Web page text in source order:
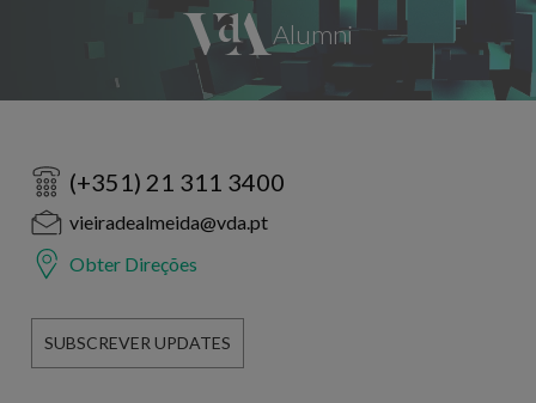
(+351) 21 311 3400
vieiradealmeida@vda.pt
Obter Direções
SUBSCREVER UPDATES